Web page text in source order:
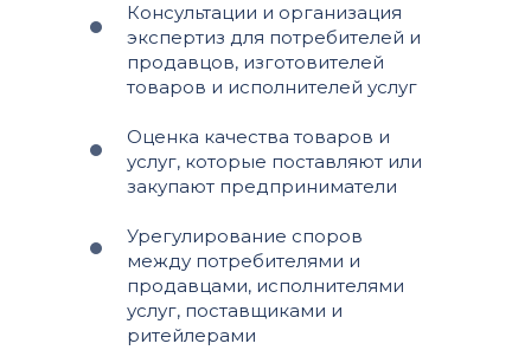
Консультации и организация
экспертиз для потребителей и
продавцов, изготовителей
товаров и исполнителей услуг
Оценка качества товаров и
услуг, которые поставляют или
закупают предприниматели
Урегулирование споров
между потребителями и
продавцами, исполнителями
услуг, поставщиками и
ритейлерами